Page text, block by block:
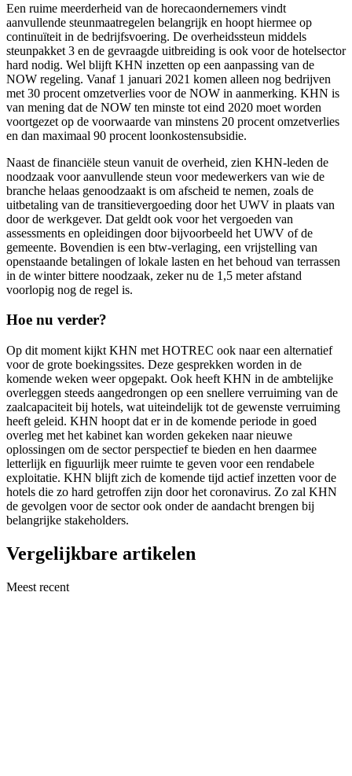
Een ruime meerderheid van de horecaondernemers vindt
aanvullende steunmaatregelen belangrijk en hoopt hiermee op
continuïteit in de bedrijfsvoering. De overheidssteun middels
steunpakket 3 en de gevraagde uitbreiding is ook voor de hotelsector
hard nodig. Wel blijft KHN inzetten op een aanpassing van de
NOW regeling. Vanaf 1 januari 2021 komen alleen nog bedrijven
met 30 procent omzetverlies voor de NOW in aanmerking. KHN is
van mening dat de NOW ten minste tot eind 2020 moet worden
voortgezet op de voorwaarde van minstens 20 procent omzetverlies
en dan maximaal 90 procent loonkostensubsidie.
Naast de financiële steun vanuit de overheid, zien KHN-leden de
noodzaak voor aanvullende steun voor medewerkers van wie de
branche helaas genoodzaakt is om afscheid te nemen, zoals de
uitbetaling van de transitievergoeding door het UWV in plaats van
door de werkgever. Dat geldt ook voor het vergoeden van
assessments en opleidingen door bijvoorbeeld het UWV of de
gemeente. Bovendien is een btw-verlaging, een vrijstelling van
openstaande betalingen of lokale lasten en het behoud van terrassen
in de winter bittere noodzaak, zeker nu de 1,5 meter afstand
voorlopig nog de regel is.
Hoe nu verder?
Op dit moment kijkt KHN met HOTREC ook naar een alternatief
voor de grote boekingssites. Deze gesprekken worden in de
komende weken weer opgepakt. Ook heeft KHN in de ambtelijke
overleggen steeds aangedrongen op een snellere verruiming van de
zaalcapaciteit bij hotels, wat uiteindelijk tot de gewenste verruiming
heeft geleid. KHN hoopt dat er in de komende periode in goed
overleg met het kabinet kan worden gekeken naar nieuwe
oplossingen om de sector perspectief te bieden en hen daarmee
letterlijk en figuurlijk meer ruimte te geven voor een rendabele
exploitatie. KHN blijft zich de komende tijd actief inzetten voor de
hotels die zo hard getroffen zijn door het coronavirus. Zo zal KHN
de gevolgen voor de sector ook onder de aandacht brengen bij
belangrijke stakeholders.
Vergelijkbare artikelen
Meest recent